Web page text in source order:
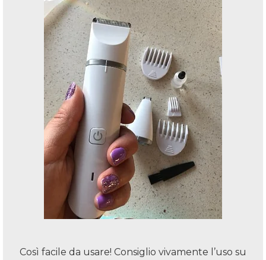
Così facile da usare! Consiglio vivamente l’uso su